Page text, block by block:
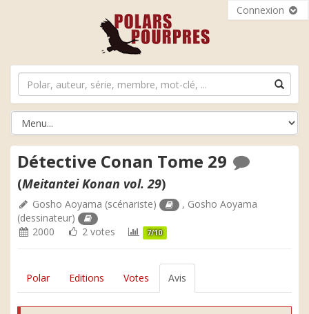
Connexion
Détective Conan Tome 29
(Meitantei Konan vol. 29)
Gosho Aoyama (scénariste) , Gosho Aoyama
(dessinateur)
2000
2 votes 7/10
Polar Editions Votes Avis